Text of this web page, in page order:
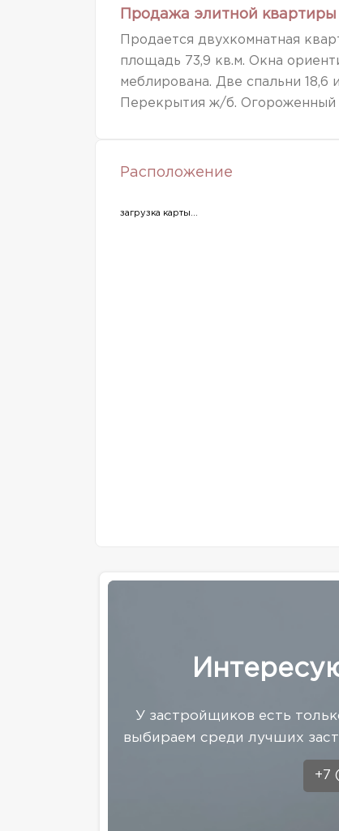
Продажа элитной
Продается двухкомнатная
площадь 73,9 кв.м. Окна
меблирована. Две спальни 18,6
Перекрытия ж/б. Огороженный
Расположение
загрузка карты...
У застройщиков есть
выбираем среди лучших
+7